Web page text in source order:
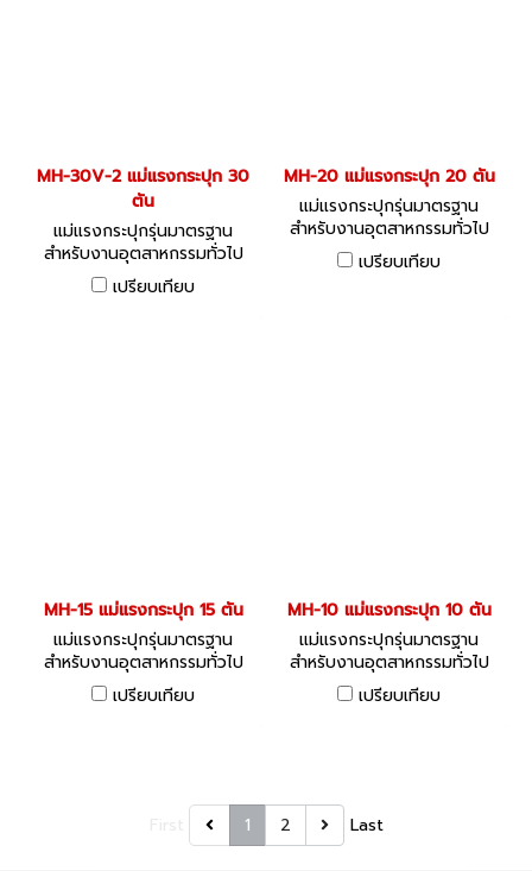
MH-30V-2 แม่แรงกระปุก 30
ตัน
แม่แรงกระปุกรุ่นมาตรฐาน
สำหรับงานอุตสาหกรรมทั่วไป
เปรียบเทียบ
MH-20 แม่แรงกระปุก 20 ตัน
แม่แรงกระปุกรุ่นมาตรฐาน
สำหรับงานอุตสาหกรรมทั่วไป
เปรียบเทียบ
MH-15 แม่แรงกระปุก 15 ตัน
แม่แรงกระปุกรุ่นมาตรฐาน
สำหรับงานอุตสาหกรรมทั่วไป
เปรียบเทียบ
MH-10 แม่แรงกระปุก 10 ตัน
แม่แรงกระปุกรุ่นมาตรฐาน
สำหรับงานอุตสาหกรรมทั่วไป
เปรียบเทียบ
1 2 Last